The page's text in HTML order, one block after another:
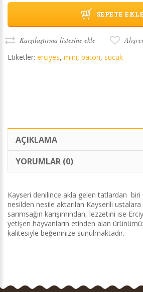
SEPETE EKLE
Karşılaştırma listesine ekle
Etiketler: erciyes, mini, baton, sucuk
AÇIKLAMA
YORUMLAR (0)
Kayseri denilince akla gelen tatlardan biri
nesilden nesile aktarılan Kayserili
sarımsağın karışımından, lezzetini ise
yetişen hayvanların etinden alan
kalitesiyle beğeninize sunulmaktadır.